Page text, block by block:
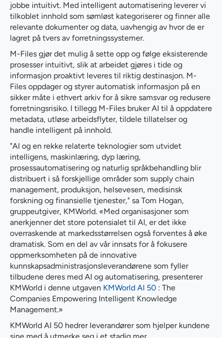
jobbe intuitivt. Med intelligent automatisering leverer vi
tilkoblet innhold som sømløst kategoriserer og finner alle
relevante dokumenter og data, uavhengig av hvor de er
lagret på tvers av forretningssystemer.
M-Files gjør det mulig å sette opp og følge eksisterende
prosesser intuitivt, slik at arbeidet gjøres i tide og
informasjon proaktivt leveres til riktig destinasjon. M-
Files oppdager og styrer automatisk informasjon på en
sikker måte i ethvert arkiv for å sikre samsvar og redusere
forretningsrisiko. I tillegg M-Files bruker AI til å oppdatere
metadata, utløse arbeidsflyter, tildele tillatelser og
handle intelligent på innhold.
"AI og en rekke relaterte teknologier som utvidet
intelligens, maskinlæring, dyp læring,
prosessautomatisering og naturlig språkbehandling blir
distribuert i så forskjellige områder som supply chain
management, produksjon, helsevesen, medisinsk
forskning og finansielle tjenester," sa Tom Hogan,
gruppeutgiver, KMWorld. «Med organisasjoner som
anerkjenner det store potensialet til AI, er det ikke
overraskende at markedsstørrelsen også forventes å øke
dramatisk. Som en del av vår innsats for å fokusere
oppmerksomheten på de innovative
kunnskapsadministrasjonsleverandørene som fyller
tilbudene deres med AI og automatisering, presenterer
KMWorld i denne utgaven KMWorld AI 50 : The
Companies Empowering Intelligent Knowledge
Management.»
KMWorld AI 50 hedrer leverandører som hjelper kundene